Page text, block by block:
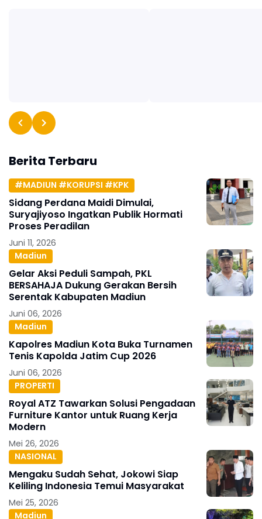
Berita Terbaru
#MADIUN #KORUPSI #KPK
Sidang Perdana Maidi Dimulai,
Suryajiyoso Ingatkan Publik Hormati
Proses Peradilan
Juni 11, 2026
Madiun
Gelar Aksi Peduli Sampah, PKL
BERSAHAJA Dukung Gerakan Bersih
Serentak Kabupaten Madiun
Juni 06, 2026
Madiun
Kapolres Madiun Kota Buka Turnamen
Tenis Kapolda Jatim Cup 2026
Juni 06, 2026
PROPERTI
Royal ATZ Tawarkan Solusi Pengadaan
Furniture Kantor untuk Ruang Kerja
Modern
Mei 26, 2026
NASIONAL
Mengaku Sudah Sehat, Jokowi Siap
Keliling Indonesia Temui Masyarakat
Mei 25, 2026
Madiun